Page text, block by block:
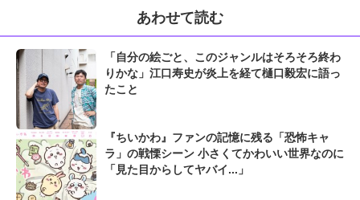
あわせて読む
「自分の絵ごと、このジャンルはそろそろ終わ
りかな」江口寿史が炎上を経て樋口毅宏に語っ
たこと
『ちいかわ』ファンの記憶に残る「恐怖キャ
ラ」の戦慄シーン 小さくてかわいい世界なのに
「見た目からしてヤバイ...」